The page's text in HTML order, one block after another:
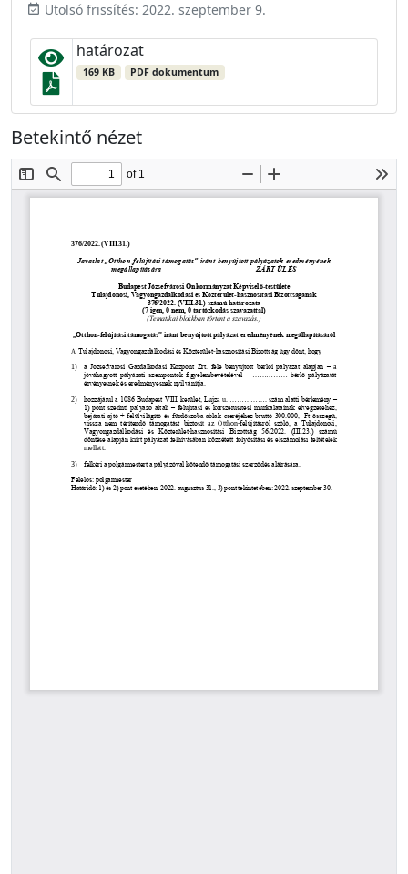
event_available Utolsó frissítés: 2022. szeptember 9.
határozat
169 KB PDF dokumentum
Betekintő nézet